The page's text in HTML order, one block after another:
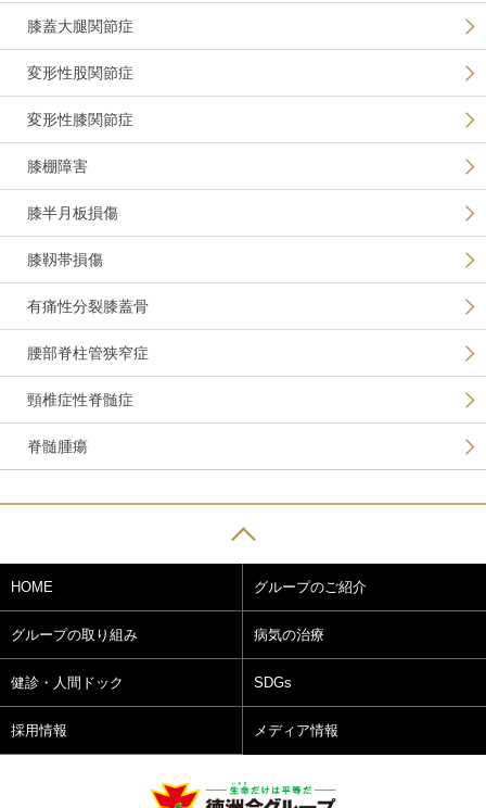
膝蓋大腿関節症
変形性股関節症
変形性膝関節症
膝棚障害
膝半月板損傷
膝靱帯損傷
有痛性分裂膝蓋骨
腰部脊柱管狭窄症
頸椎症性脊髄症
脊髄腫瘍
HOME グループのご紹介
グループの取り組み 病気の治療
健診・人間ドック SDGs
採用情報 メディア情報